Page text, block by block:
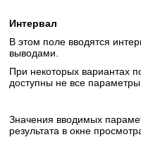
Интервал
В этом поле вводятся
выводами.
При некоторых вариантах
доступны не все параметры.
Значения вводимых
результата в окне